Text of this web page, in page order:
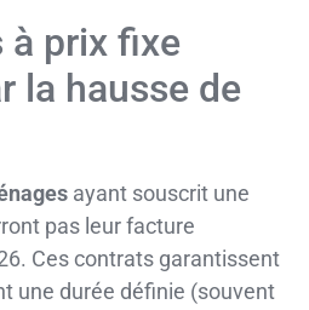
à prix fixe
la hausse de
ayant souscrit une
pas leur facture
Ces contrats garantissent
une durée définie (souvent